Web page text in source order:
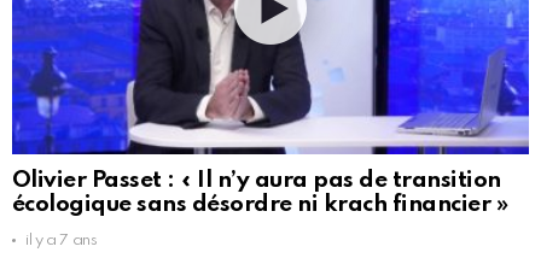
Olivier Passet : « Il n’y aura pas de transition
écologique sans désordre ni krach financier »
il y a 7 ans